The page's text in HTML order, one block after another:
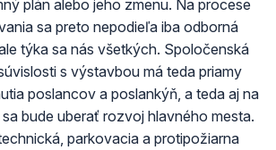
plán alebo jeho zmenu. Na procese
sa preto nepodieľa iba odborná
týka sa nás všetkých. Spoločenská
s výstavbou má teda priamy
poslancov a poslankýň, a teda aj na
bude uberať rozvoj hlavného mesta.
parkovacia a protipožiarna